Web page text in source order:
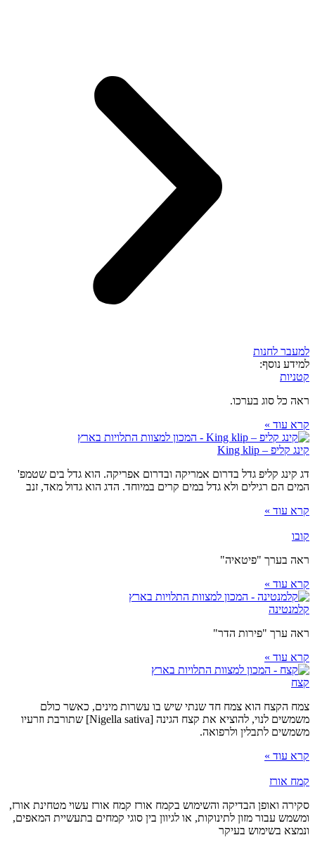
למעבר לחנות
למידע נוסף:
קטניות
ראה כל סוג בערכו.
קרא עוד »
קינג קליפ – King klip
דג קינג קליפ גדל בדרום אמריקה ובדרום אפריקה. הוא גדל בים שטמפ'
המים הם רגילים ולא גדל במים קרים במיוחד. הדג הוא גדול מאד, זנב
קרא עוד »
קובו
ראה בערך "פיטאיה"
קרא עוד »
קלמנטינה
ראה ערך "פירות הדר"
קרא עוד »
קצח
צמח הקצח הוא צמח חד שנתי שיש בו עשרות מינים, כאשר כולם
משמשים לנוי, להוציא את קצח הגינה [Nigella sativa] שתורבת וזרעיו
משמשים לתבלין ולרפואה.
קרא עוד »
קמח אורז
סקירה ואופן הבדיקה והשימוש בקמח אורז קמח אורז עשוי מטחינת אורז,
ומשמש עבור מזון לתינוקות, או לגיוון בין סוגי קמחים בתעשיית המאפים,
ונמצא בשימוש בעיקר